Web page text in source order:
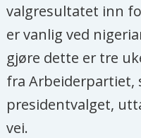
valgresultatet inn
er vanlig ved
gjøre dette er tre
fra Arbeiderpartiet,
presidentvalget,
vei.